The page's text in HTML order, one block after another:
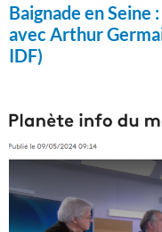
Baignade en Seine :
avec Arthur
IDF)